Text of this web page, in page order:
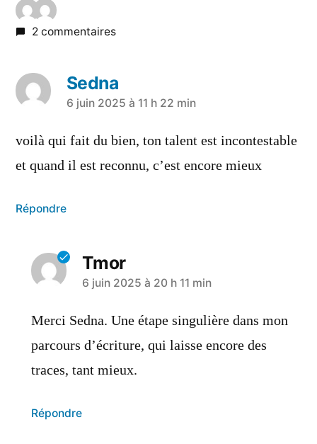
2 commentaires
Sedna
6 juin 2025 à 11 h 22 min
voilà qui fait du bien, ton talent est incontestable
et quand il est reconnu, c’est encore mieux
Répondre
Tmor
6 juin 2025 à 20 h 11 min
Merci Sedna. Une étape singulière dans mon
parcours d’écriture, qui laisse encore des
traces, tant mieux.
Répondre